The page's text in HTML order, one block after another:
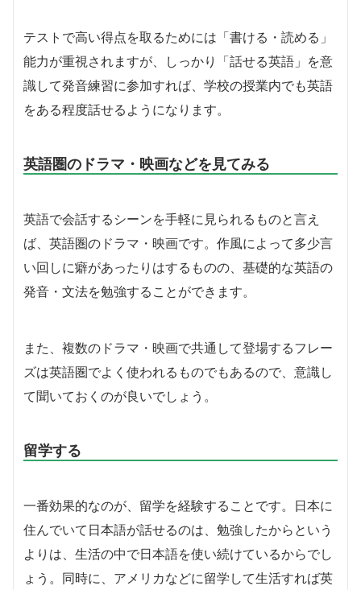
テストで高い得点を取るためには「書ける・読める」
能力が重視されますが、しっかり「話せる英語」を意
識して発音練習に参加すれば、学校の授業内でも英語
をある程度話せるようになります。
英語圏のドラマ・映画などを見てみる
英語で会話するシーンを手軽に見られるものと言え
ば、英語圏のドラマ・映画です。作風によって多少言
い回しに癖があったりはするものの、基礎的な英語の
発音・文法を勉強することができます。
また、複数のドラマ・映画で共通して登場するフレー
ズは英語圏でよく使われるものでもあるので、意識し
て聞いておくのが良いでしょう。
留学する
一番効果的なのが、留学を経験することです。日本に
住んでいて日本語が話せるのは、勉強したからという
よりは、生活の中で日本語を使い続けているからでし
ょう。同時に、アメリカなどに留学して生活すれば英